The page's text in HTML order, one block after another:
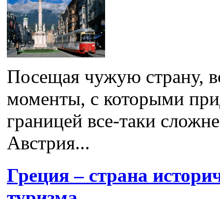
Посещая чужую страну,
моменты, с которыми
границей все-таки
Австрия...
Греция – страна